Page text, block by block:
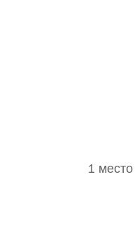
1 место